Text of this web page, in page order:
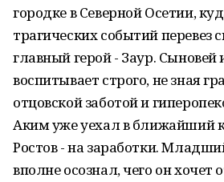
городке в Северной Осетии,
трагических событий перевез
главный герой - Заур. Сыновей
воспитывает строго, не зная
отцовской заботой и
Аким уже уехал в ближайший
Ростов - на заработки.
вполне осознал, чего он хочет